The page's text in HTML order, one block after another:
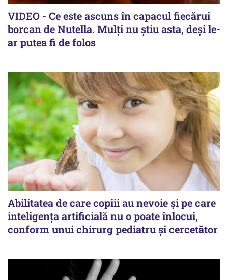
VIDEO - Ce este ascuns în capacul fiecărui
borcan de Nutella. Mulți nu știu asta, deși le-
ar putea fi de folos
Abilitatea de care copiii au nevoie și pe care
inteligența artificială nu o poate înlocui,
conform unui chirurg pediatru și cercetător